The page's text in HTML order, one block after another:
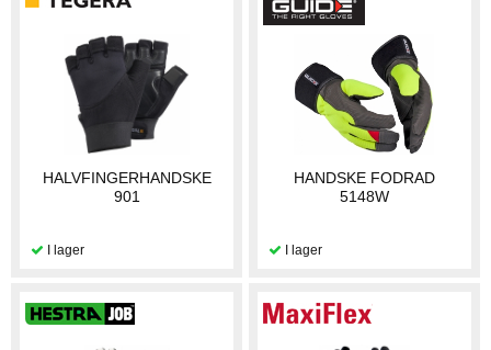
HALVFINGERHANDSKE
901
HANDSKE FODRAD
5148W